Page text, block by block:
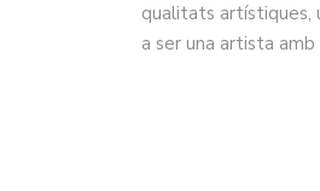
qualitats artístiques,
a ser una artista